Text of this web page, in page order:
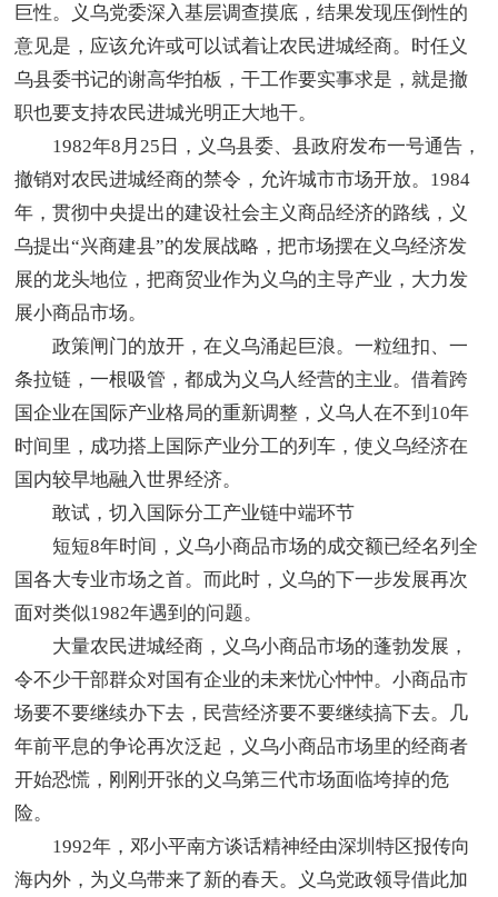
巨性。义乌党委深入基层调查摸底，结果发现压倒性的
意见是，应该允许或可以试着让农民进城经商。时任义
乌县委书记的谢高华拍板，干工作要实事求是，就是撤
职也要支持农民进城光明正大地干。
1982年8月25日，义乌县委、县政府发布一号通告，
撤销对农民进城经商的禁令，允许城市市场开放。1984
年，贯彻中央提出的建设社会主义商品经济的路线，义
乌提出“兴商建县”的发展战略，把市场摆在义乌经济发
展的龙头地位，把商贸业作为义乌的主导产业，大力发
展小商品市场。
政策闸门的放开，在义乌涌起巨浪。一粒纽扣、一
条拉链，一根吸管，都成为义乌人经营的主业。借着跨
国企业在国际产业格局的重新调整，义乌人在不到10年
时间里，成功搭上国际产业分工的列车，使义乌经济在
国内较早地融入世界经济。
敢试，切入国际分工产业链中端环节
短短8年时间，义乌小商品市场的成交额已经名列全
国各大专业市场之首。而此时，义乌的下一步发展再次
面对类似1982年遇到的问题。
大量农民进城经商，义乌小商品市场的蓬勃发展，
令不少干部群众对国有企业的未来忧心忡忡。小商品市
场要不要继续办下去，民营经济要不要继续搞下去。几
年前平息的争论再次泛起，义乌小商品市场里的经商者
开始恐慌，刚刚开张的义乌第三代市场面临垮掉的危
险。
1992年，邓小平南方谈话精神经由深圳特区报传向
海内外，为义乌带来了新的春天。义乌党政领导借此加